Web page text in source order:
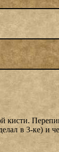
кисти.
в 3-ке) и